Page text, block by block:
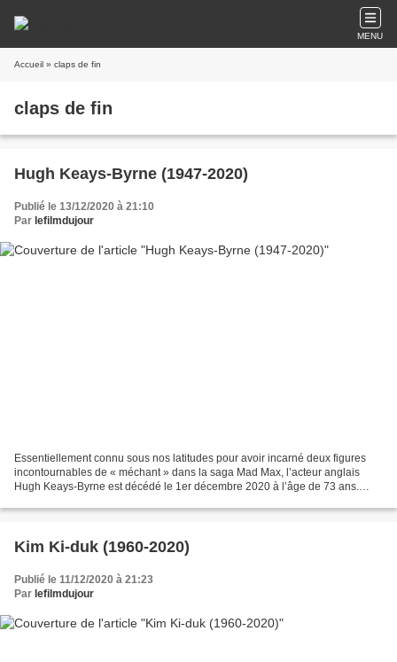
MENU
Accueil » claps de fin
claps de fin
Hugh Keays-Byrne (1947-2020)
Publié le 13/12/2020 à 21:10
Par lefilmdujour
Essentiellement connu sous nos latitudes pour avoir incarné deux figures
incontournables de « méchant » dans la saga Mad Max, l’acteur anglais
Hugh Keays-Byrne est décédé le 1er décembre 2020 à l’âge de 73 ans.
Kim Ki-duk (1960-2020)
Publié le 11/12/2020 à 21:23
Par lefilmdujour